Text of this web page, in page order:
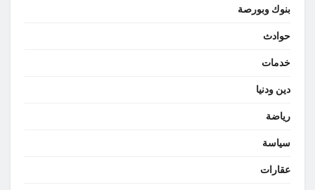
بنوك وبورصة
حوادث
خدمات
دين ودنيا
رياضة
سياسة
عقارات